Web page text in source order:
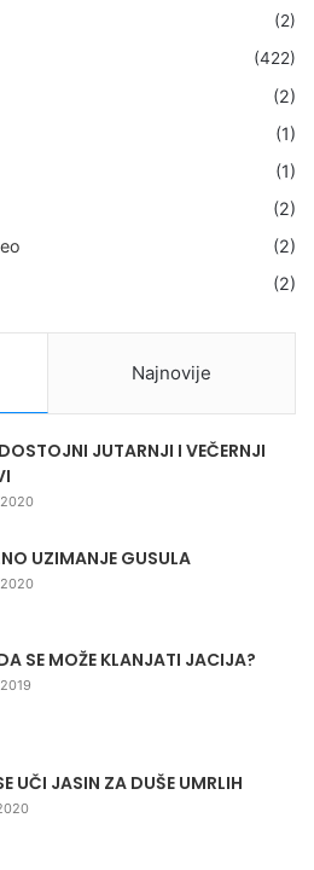
(2)
(422)
(2)
(1)
(1)
(2)
(2)
(2)
Najnovije
JUTARNJI I VEČERNJI
UZIMANJE GUSULA
SE MOŽE KLANJATI JACIJA?
UČI JASIN ZA DUŠE UMRLIH